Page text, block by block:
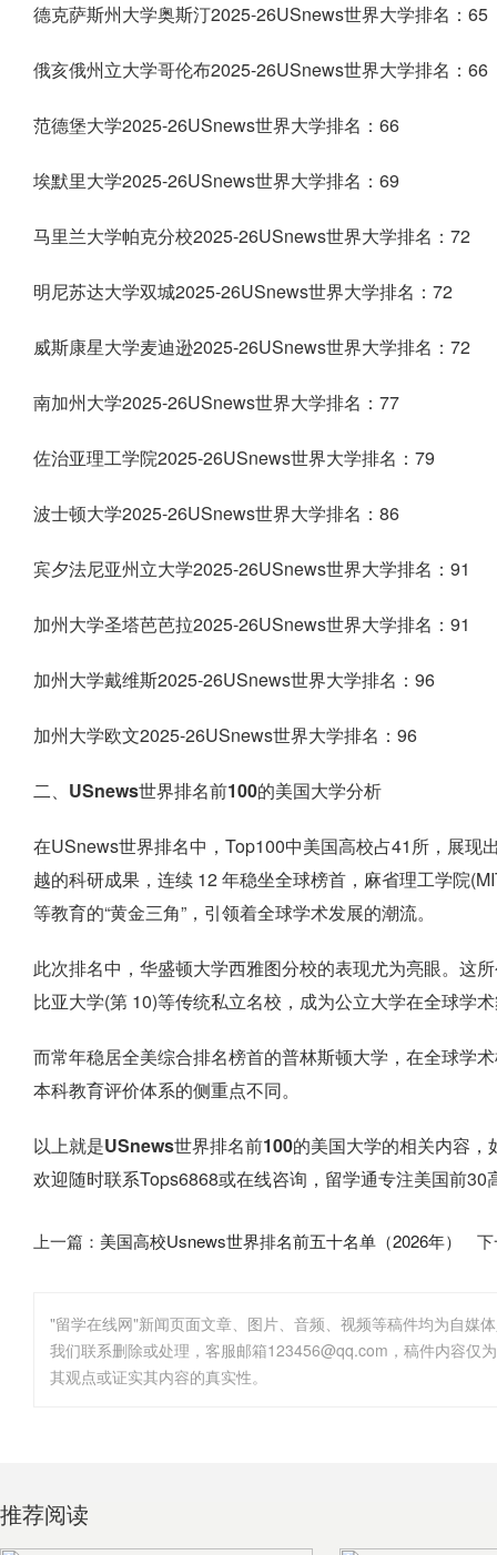
德克萨斯州大学奥斯汀2025-26USnews世界大学排名：65
俄亥俄州立大学哥伦布2025-26USnews世界大学排名：66
范德堡大学2025-26USnews世界大学排名：66
埃默里大学2025-26USnews世界大学排名：69
马里兰大学帕克分校2025-26USnews世界大学排名：72
明尼苏达大学双城2025-26USnews世界大学排名：72
威斯康星大学麦迪逊2025-26USnews世界大学排名：72
南加州大学2025-26USnews世界大学排名：77
佐治亚理工学院2025-26USnews世界大学排名：79
波士顿大学2025-26USnews世界大学排名：86
宾夕法尼亚州立大学2025-26USnews世界大学排名：91
加州大学圣塔芭芭拉2025-26USnews世界大学排名：91
加州大学戴维斯2025-26USnews世界大学排名：96
加州大学欧文2025-26USnews世界大学排名：96
二、USnews世界排名前100的美国大学分析
在USnews世界排名中，Top100中美国高校占41所，展现
越的科研成果，连续 12 年稳坐全球榜首，麻省理工学院
等教育的“黄金三角”，引领着全球学术发展的潮流。
此次排名中，华盛顿大学西雅图分校的表现尤为亮眼。这
比亚大学(第 10)等传统私立名校，成为公立大学在全球学术
而常年稳居全美综合排名榜首的普林斯顿大学，在全球学
本科教育评价体系的侧重点不同。
以上就是USnews世界排名前100的美国大学的相关内容，
欢迎随时联系Tops6868或在线咨询，留学通专注美国前
上一篇： 美国高校Usnews世界排名前五十名单（2026年）
"留学在线网"新闻页面文章、图片、音频、视频等稿件均为自媒
其观点或证实其内容的真实性。
推荐阅读